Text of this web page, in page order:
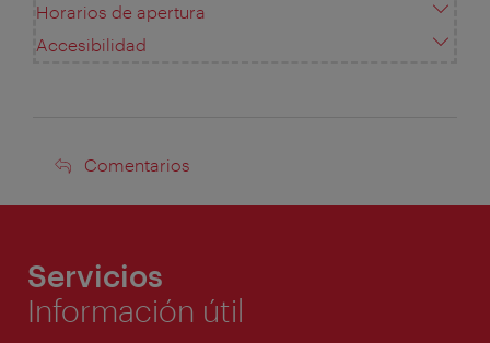
Horarios de apertura
Accesibilidad
Comentarios
Comentarios
Servicios
Información útil